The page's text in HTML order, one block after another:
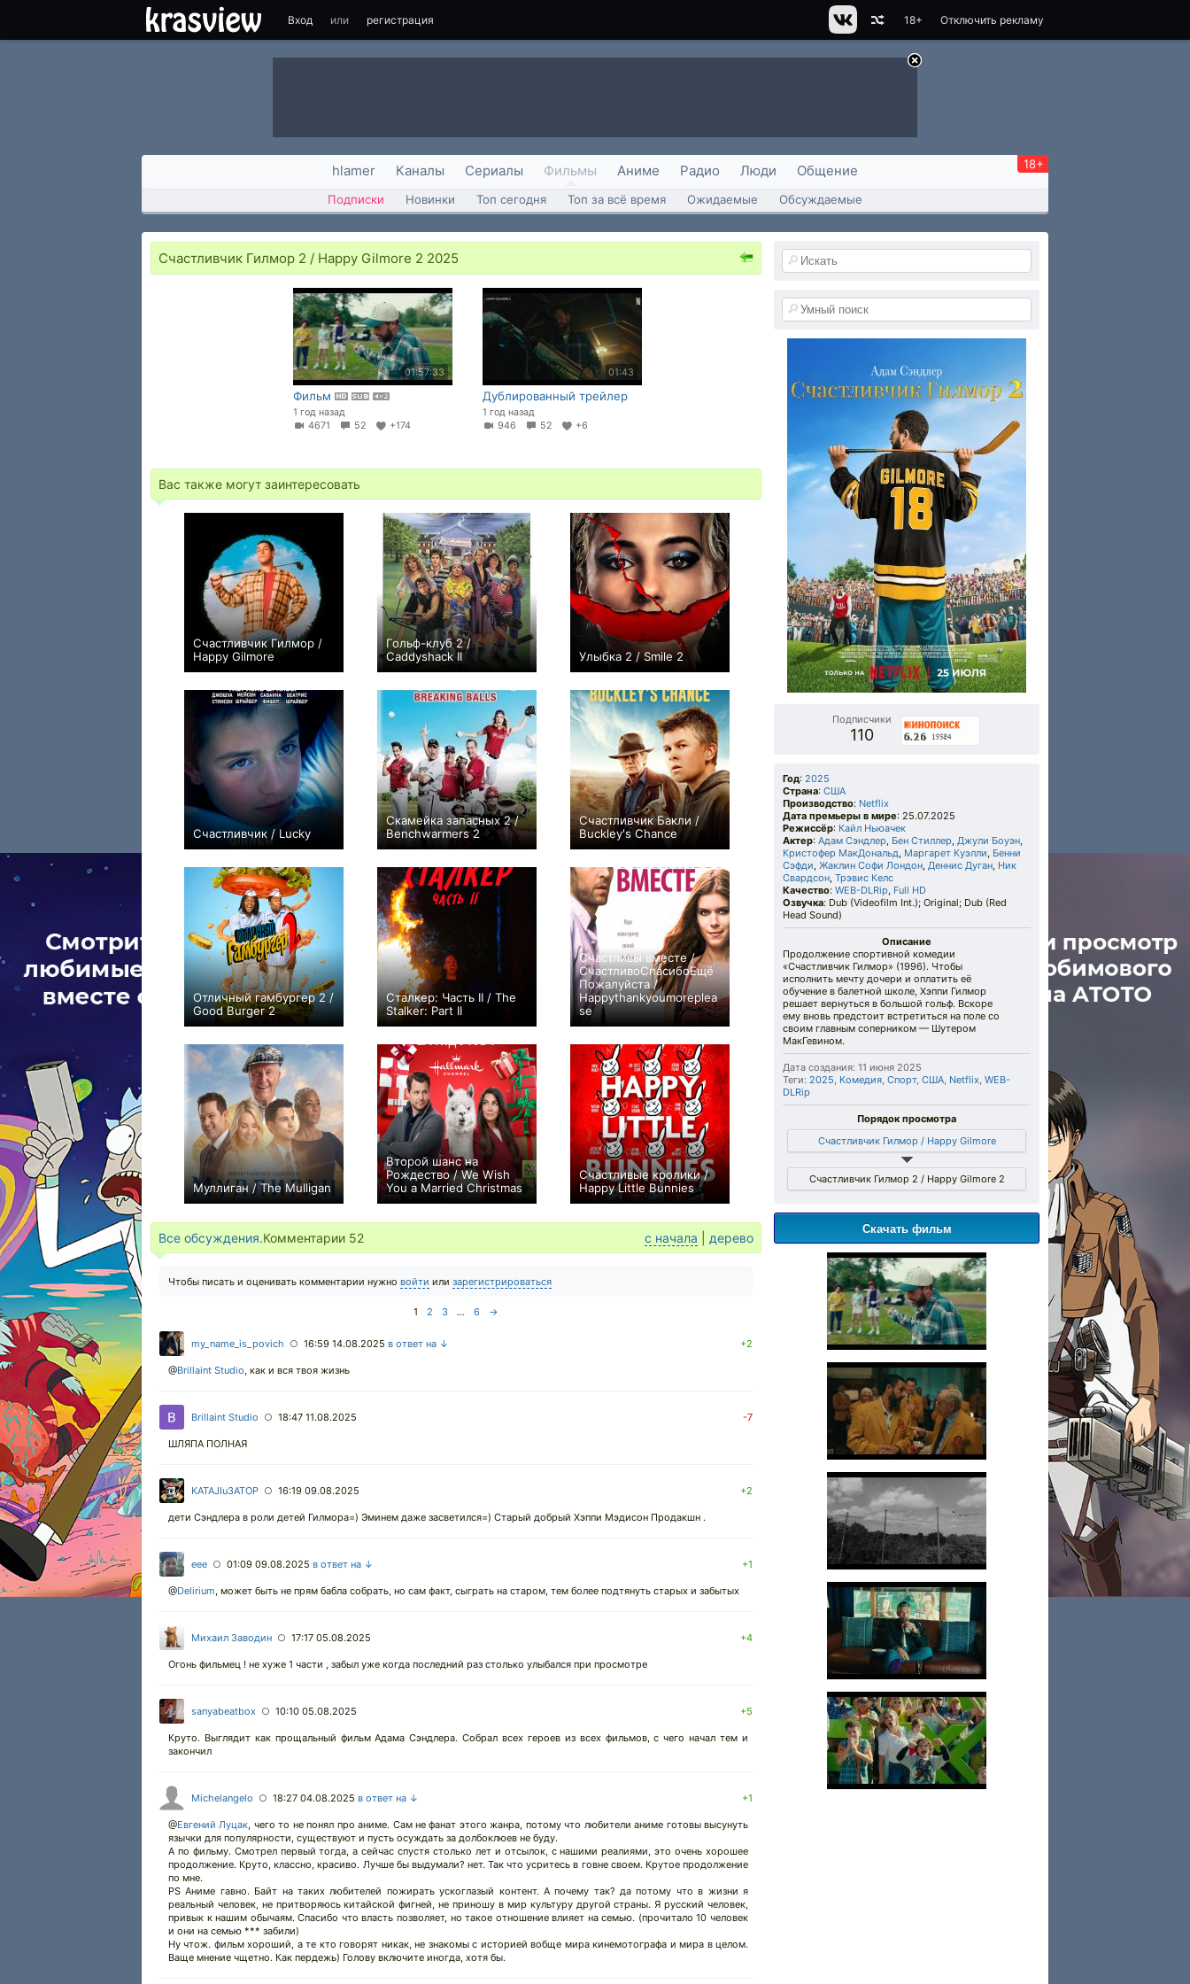
Вход или регистрация Отключить рекламу
18+
hlamer Каналы Сериалы Фильмы Аниме Радио Люди Общение 18+
Подписки Новинки Топ сегодня Топ за всё время Ожидаемые Обсуждаемые
Счастливчик Гилмор 2 / Happy Gilmore 2 2025
01:57:33
Фильм
1 год назад
4671
52 +174
01:43
Дублированный трейлер
1 год назад
946
52 +6
Вас также могут заинтересовать
Счастливчик Гилмор /
Happy Gilmore
+125
Гольф-клуб 2 /
Caddyshack II
0
Улыбка 2 / Smile 2
+31
Счастливчик / Lucky
0
Скамейка запасных 2 /
Benchwarmers 2
0
Счастливчик Бакли /
Buckley's Chance
+1
Отличный гамбургер 2 /
Good Burger 2
0
Сталкер: Часть II / The
Stalker: Part II
0
Счастливы вместе /
СчастливоСпасибоЕщё
Пожалуйста /
Happythankyoumoreplea
se
0
Муллиган / The Mulligan
0
Второй шанс на
Рождество / We Wish
You a Married Christmas
+1
Счастливые кролики /
Happy Little Bunnies
0
Все обсуждения.Комментарии 52 с начала дерево
Чтобы писать и оценивать комментарии нужно войти или зарегистрироваться
1 2 3 ... 6 →
my_name_is_povich ○ 16:59 14.08.2025 в ответ на ↓ +2
@Brillaint Studio, как и вся твоя жизнь
Brillaint Studio ○ 18:47 11.08.2025 -7
ШЛЯПА ПОЛНАЯ
KATAJIu3ATOP ○ 16:19 09.08.2025 +2
дети Сэндлера в роли детей Гилмора=) Эминем даже засветился=) Старый добрый Хэппи Мэдисон Продакшн .
eee ○ 01:09 09.08.2025 в ответ на ↓ +1
@Delirium, может быть не прям бабла собрать, но сам факт, сыграть на старом, тем более подтянуть старых и забытых
Михаил Заводин ○ 17:17 05.08.2025 +4
Огонь фильмец ! не хуже 1 части , забыл уже когда последний раз столько улыбался при просмотре
sanyabeatbox ○ 10:10 05.08.2025 +5
Круто. Выглядит как прощальный фильм Адама Сэндлера. Собрал всех героев из всех фильмов, с чего начал тем и
закончил
Michelangelo ○ 18:27 04.08.2025 в ответ на ↓ +1
@Евгений Луцак, чего то не понял про аниме. Сам не фанат этого жанра, потому что любители аниме готовы высунуть
язычки для популярности, существуют и пусть осуждать за долбоклюев не буду.
А по фильму. Смотрел первый тогда, а сейчас спустя столько лет и отсылок, с нашими реалиями, это очень хорошее
продолжение. Круто, классно, красиво. Лучше бы выдумали? нет. Так что усритесь в говне своем. Крутое продолжение
по мне.
PS Аниме гавно. Байт на таких любителей пожирать ускоглазый контент. А почему так? да потому что в жизни я
реальный человек, не притворяюсь китайской фигней, не приношу в мир культуру другой страны. Я русский человек,
привык к нашим обычаям. Спасибо что власть позволяет, но такое отношение влияет на семью. (прочитало 10 человек
и они на семью *** забили)
Ну чтож. фильм хороший, а те кто говорят никак, не знакомы с историей вобще мира кинемотографа и мира в целом.
Ваще мнение чщетно. Как пердежь) Голову включите иногда, хотя бы.
Подписчики
110
Год: 2025
Страна: США
Производство: Netflix
Дата премьеры в мире: 25.07.2025
Режиссёр: Кайл Ньюачек
Актер: Адам Сэндлер, Бен Стиллер, Джули Боуэн,
Кристофер МакДональд, Маргарет Куэлли, Бенни
Сэфди, Жаклин Софи Лондон, Деннис Дуган, Ник
Свардсон, Трэвис Келс
Качество: WEB-DLRip, Full HD
Озвучка: Dub (Videofilm Int.); Original; Dub (Red
Head Sound)
Описание
Продолжение спортивной комедии
«Счастливчик Гилмор» (1996). Чтобы
исполнить мечту дочери и оплатить её
обучение в балетной школе, Хэппи Гилмор
решает вернуться в большой гольф. Вскоре
ему вновь предстоит встретиться на поле со
своим главным соперником — Шутером
МакГевином.
Дата создания: 11 июня 2025
Теги: 2025, Комедия, Спорт, США, Netflix, WEB-
DLRip
Порядок просмотра
Счастливчик Гилмор / Happy Gilmore
Счастливчик Гилмор 2 / Happy Gilmore 2
Скачать фильм